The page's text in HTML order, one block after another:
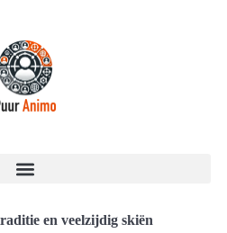
en veelzijdig skiën